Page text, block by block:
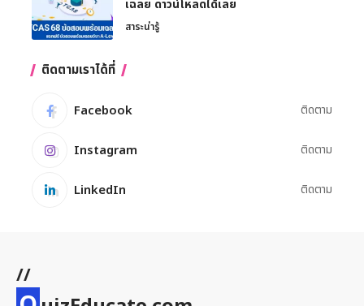
เฉลย ดาวน์โหลดได้เลย
สาระน่ารู้
ติดตามเราได้ที่
Facebook ติดตาม
Instagram ติดตาม
LinkedIn ติดตาม
//